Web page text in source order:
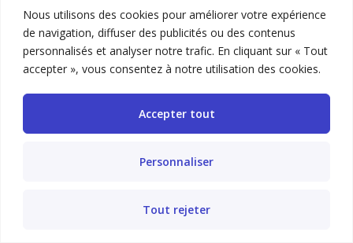
Nous utilisons des cookies pour améliorer votre expérience
de navigation, diffuser des publicités ou des contenus
personnalisés et analyser notre trafic. En cliquant sur « Tout
accepter », vous consentez à notre utilisation des cookies.
Personnaliser
Tout rejeter
Accepter tout
Mot de passe oublié ?
Vous n’avez pas de compte ? Inscrivez-vous